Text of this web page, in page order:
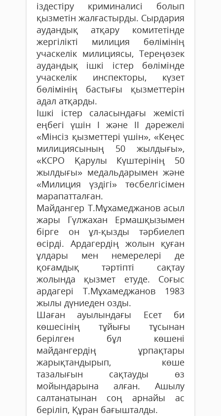
іздестіру криминалисі болып
қызметін жалғастырды. Сырдария
аудандық атқару комитетінде
жергілікті милиция бөлімінің
учаскелік милициясы, Тереңөзек
аудандық ішкі істер бөлімінде
учаскелік инспекторы, күзет
бөлімінің бастығы қызметтерін
адал атқарды.
Ішкі істер саласындағы жемісті
еңбегі үшін I және II дәрежелі
«Мінсіз қызметтері үшін», «Кеңес
милициясының 50 жылдығы»,
«КСРО Қарулы Күштерінің 50
жылдығы» медальдарымен және
«Милиция үздігі» төсбелгісімен
марапатталған.
Майдангер Т.Мұхамеджанов асыл
жары Гүлжахан Ермашқызымен
бірге он ұл-қызды тәрбиелеп
өсірді. Арда­гердің жолын қуған
ұлдары мен немерелері де
қоғамдық тәртіпті сақтау
жолында қызмет етуде. Соғыс
ардагері Т.Мұхамеджанов 1983
жылы дүниеден озды.
Шаған ауылындағы Есет би
көшесінің тұйығы тұсынан
берілген бұл көшені
майдангердің ұрпақтары
жарықтандырып, көше
тазалығын сақтауды өз
мойындарына алған. Ашылу
салтанатынан соң арнайы ас
беріліп, Құран бағышталды.